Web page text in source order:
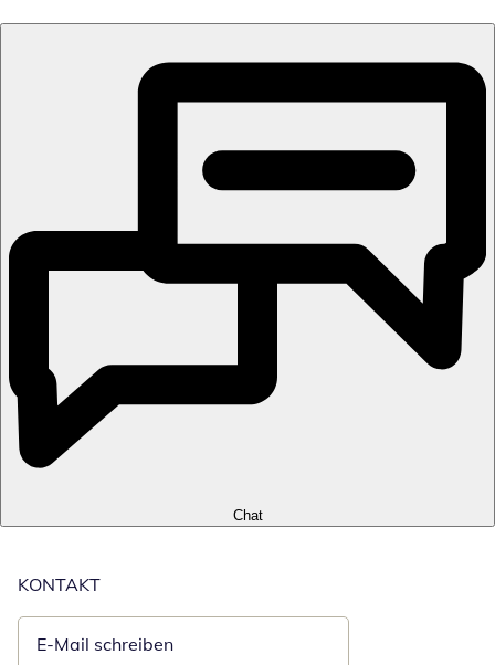
Chat
KONTAKT
E-Mail schreiben
Öffnet E-Mail-Client